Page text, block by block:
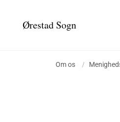
Ørestad Sogn
Om os /